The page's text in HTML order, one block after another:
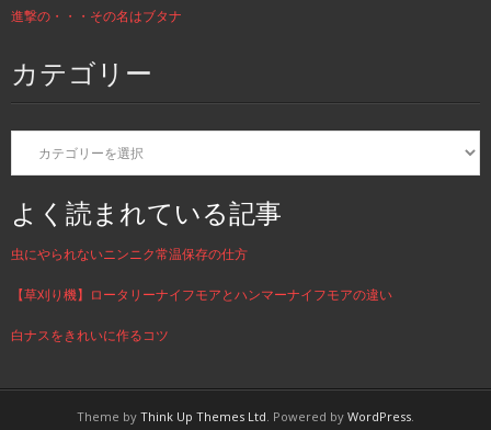
進撃の・・・その名はブタナ
カテゴリー
カ
ゴ
リ
ー
よく読まれている記事
虫にやられないニンニク常温保存の仕方
【草刈り機】ロータリーナイフモアとハンマーナイフモアの違い
白ナスをきれいに作るコツ
Theme by Think Up Themes Ltd. Powered by WordPress.